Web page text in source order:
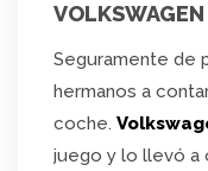
VOLKSWAGEN
Seguramente de
hermanos a
coche.
juego y lo llevó a